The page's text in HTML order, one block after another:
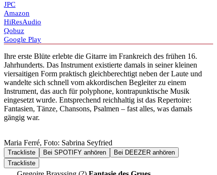
JPC
Amazon
HiResAudio
Qobuz
Google Play
Ihre erste Blüte erlebte die Gitarre im Frankreich des frühen 16.
Jahrhunderts. Das Instrument existierte damals in seiner kleinen
viersaitigen Form praktisch gleichberechtigt neben der Laute und
wandelte sich schnell vom akkordischen Begleiter zu einem
Instrument, das auch für polyphone, kontrapunktische Musik
eingesetzt wurde. Entsprechend reichhaltig ist das Repertoire:
Fantasien, Tänze, Chansons, Psalmen – fast alles, was damals
gängig war.
Maria Ferré, Foto: Sabrina Seyfried
Trackliste Bei SPOTIFY anhören
Bei DEEZER anhören
Trackliste